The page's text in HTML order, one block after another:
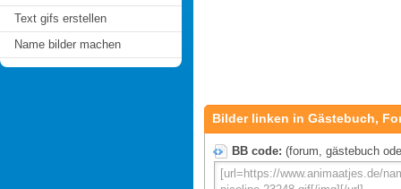
Text gifs erstellen
Name bilder machen
Bilder linken in Gästebuch,
BB code: (forum, gästebuch